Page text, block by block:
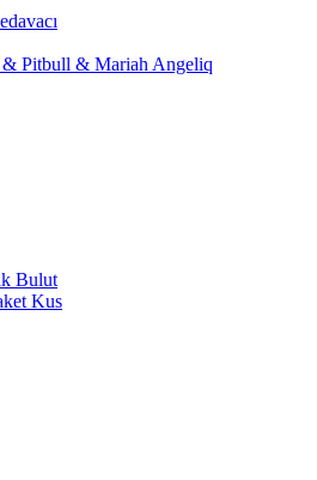
Pitbull & Mariah Angeliq
Bulut
Kus